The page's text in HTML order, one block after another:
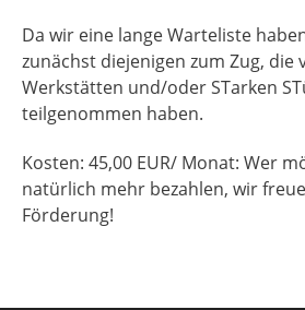
Da wir eine lange Warteliste
zunächst diejenigen zum Zug, die
Werkstätten und/oder STarken
teilgenommen haben.
Kosten: 45,00 EUR/ Monat: Wer
natürlich mehr bezahlen, wir
Förderung!